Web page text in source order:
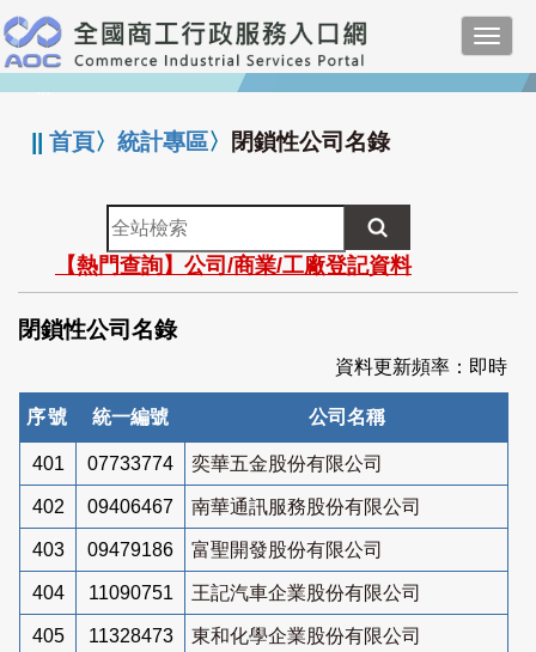
跳
到
主
要
:::
||首頁〉統計專區〉 閉鎖性公司名錄
全
站
檢
索
【熱門查詢】公司/商業/工廠登記資料
閉鎖性公司名錄
資料更新頻率：即時
序號 統一編號 公司名稱
401 07733774 奕華五金股份有限公司
402 09406467 南華通訊服務股份有限公司
403 09479186 富聖開發股份有限公司
404 11090751 王記汽車企業股份有限公司
405 11328473 東和化學企業股份有限公司